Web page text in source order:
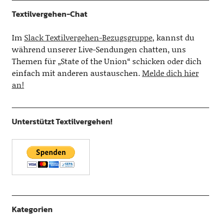
Textilvergehen-Chat
Im Slack Textilvergehen-Bezugsgruppe, kannst du
während unserer Live-Sendungen chatten, uns
Themen für „State of the Union“ schicken oder dich
einfach mit anderen austauschen.Melde dich hier
an!
Unterstützt Textilvergehen!
Kategorien